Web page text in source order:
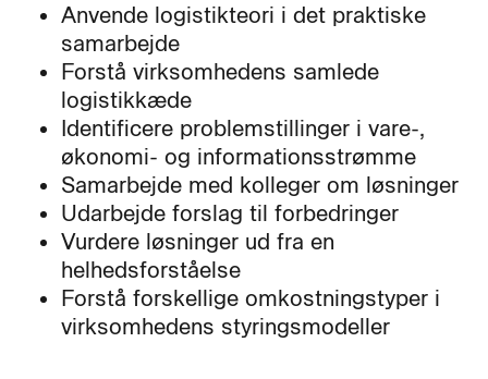
Anvende logistikteori i det praktiske
samarbejde
Forstå virksomhedens samlede
logistikkæde
Identificere problemstillinger i vare-,
økonomi- og informationsstrømme
Samarbejde med kolleger om løsninger
Udarbejde forslag til forbedringer
Vurdere løsninger ud fra en
helhedsforståelse
Forstå forskellige omkostningstyper i
virksomhedens styringsmodeller